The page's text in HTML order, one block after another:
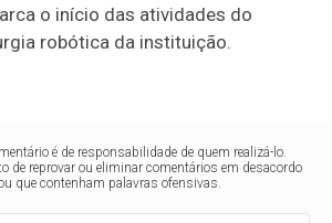
o início das atividades do
robótica da instituição.
é de responsabilidade de quem realizá-lo.
de reprovar ou eliminar comentários em desacordo
que contenham palavras ofensivas.